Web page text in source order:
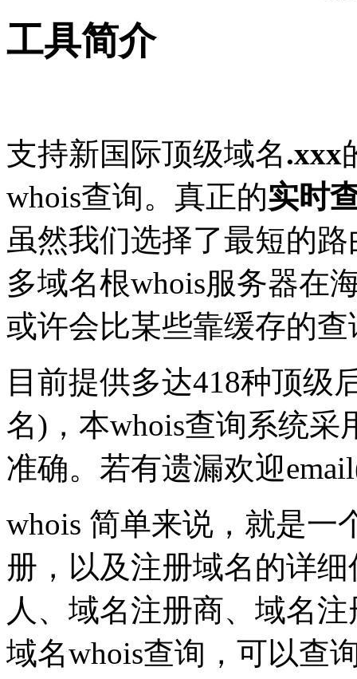
工具简介
支持新国际顶级域名.xxx
whois查询。真正的实时
虽然我们选择了最短的
多域名根whois服务器在
或许会比某些靠缓存的
目前提供多达418种顶级
名)，本whois查询系统采
准确。若有遗漏欢迎
whois 简单来说，就是一
册，以及注册域名的详
人、域名注册商、域名
域名whois查询，可以查